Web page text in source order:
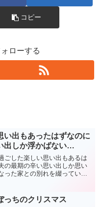
コピー
ローする
い出もあったはずなのに
出しか浮かばない…
ごした楽しい思い出もあるは
の最期の辛い思い出しか思い
った家との別れを綴っていま
っちのクリスマス